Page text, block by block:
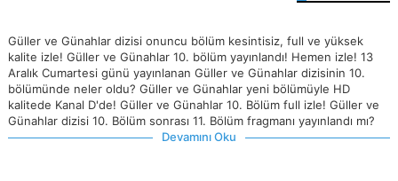
Güller ve Günahlar dizisi onuncu bölüm kesintisiz, full ve yüksek
kalite izle! Güller ve Günahlar 10. bölüm yayınlandı! Hemen izle! 13
Aralık Cumartesi günü yayınlanan Güller ve Günahlar dizisinin 10.
bölümünde neler oldu? Güller ve Günahlar yeni bölümüyle HD
kalitede Kanal D'de! Güller ve Günahlar 10. Bölüm full izle! Güller ve
Günahlar dizisi 10. Bölüm sonrası 11. Bölüm fragmanı yayınlandı mı?
Devamını Oku